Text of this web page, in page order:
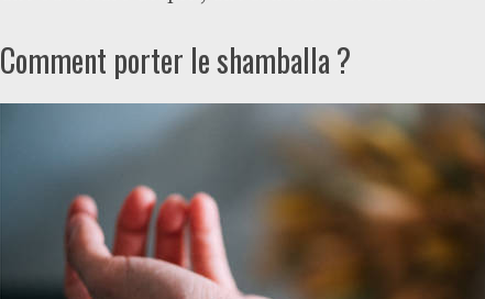
Comment porter le shamballa ?